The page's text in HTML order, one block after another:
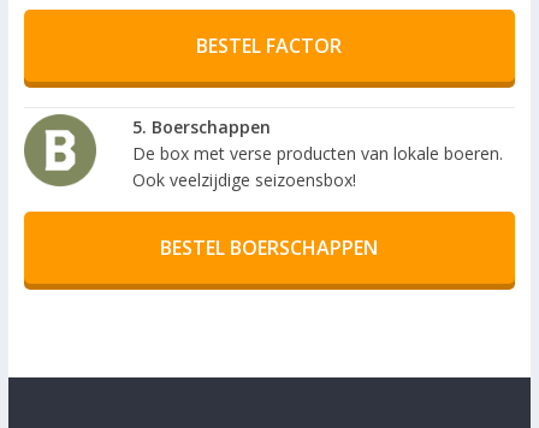
BESTEL FACTOR
5. Boerschappen
De box met verse producten van lokale boeren.
Ook veelzijdige seizoensbox!
BESTEL BOERSCHAPPEN